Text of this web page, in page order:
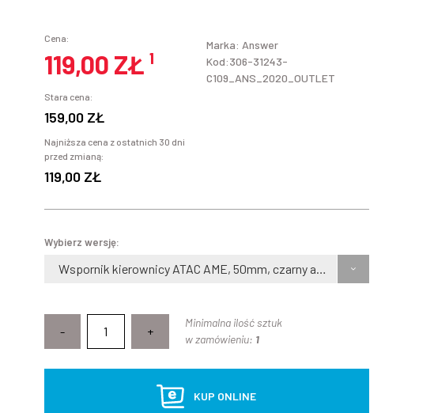
Cena:
119,00 ZŁ¹
Stara cena:
159,00 ZŁ
Najniższa cena z ostatnich 30 dni
przed zmianą:
119,00 ZŁ
Marka: Answer
Kod:306-31243-
C109_ANS_2020_OUTLET
Wybierz wersję:
Wspornik kierownicy ATAC AME, 50mm, czarny anodowany
- +
Minimalna ilość sztuk
w zamówieniu: 1
KUP ONLINE